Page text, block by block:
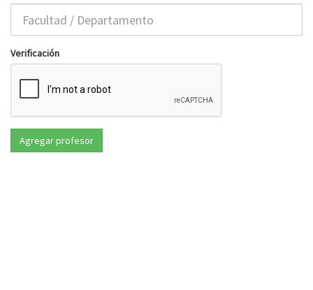
Verificación